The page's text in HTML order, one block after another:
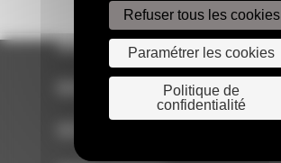
WHAT’S NEW?
NOS RÉFÉRENCES
Refuser tous les cookies
Paramétrer les cookies
Politique de
confidentialité